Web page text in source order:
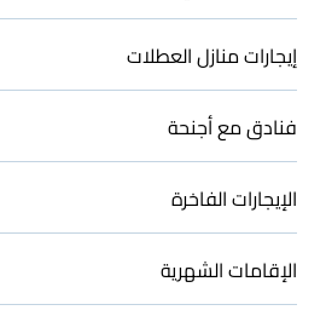
إيجارات منازل العطلات
فنادق مع أجنحة
الإيجارات الفاخرة
الإقامات الشهرية